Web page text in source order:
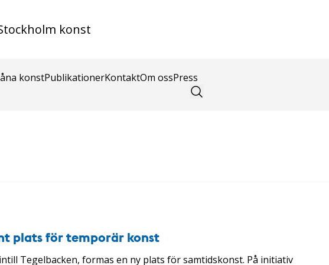
konst
konstPublikationerKontaktOm ossPress
plats för temporär konst
Tegelbacken, formas en ny plats för samtidskonst. På initiativ